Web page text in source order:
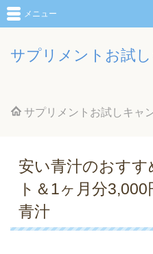
サプリメントお試
メニュー
サプリメントお試しキャ
安い青汁のおすす
ト＆1ヶ月分
青汁